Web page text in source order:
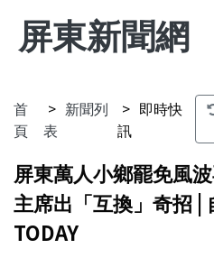
屏東新聞網
首
頁
新聞列
表
即時快
訊
屏東萬人小鄉罷免風
主席出「互換」奇招 |
TODAY